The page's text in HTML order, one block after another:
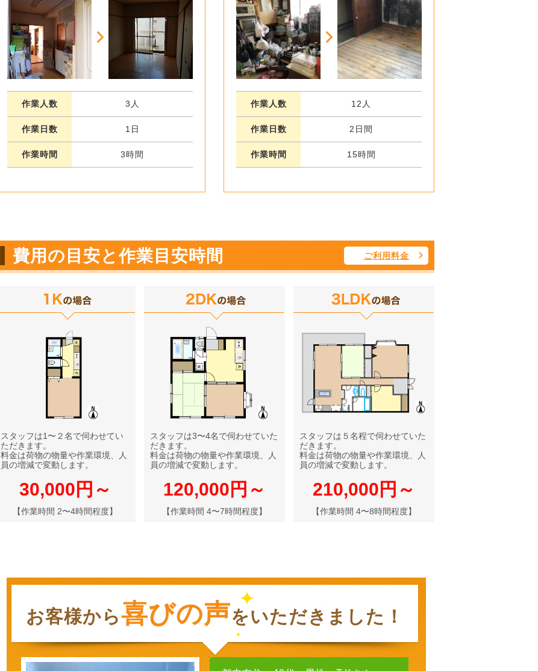
作業人数 3人
作業日数 1日
作業時間 3時間
作業人数 12人
作業日数 2日間
作業時間 15時間
費用の目安と作業目安時間 ご利用料金
スタッフは1〜２名で伺わせてい
ただきます。
料金は荷物の物量や作業環境、人
員の増減で変動します。
30,000円～
【作業時間 2〜4時間程度】
スタッフは3〜4名で伺わせていた
だきます。
料金は荷物の物量や作業環境、人
員の増減で変動します。
120,000円～
【作業時間 4〜7時間程度】
スタッフは５名程で伺わせていた
だきます。
料金は荷物の物量や作業環境、人
員の増減で変動します。
210,000円～
【作業時間 4〜8時間程度】
お客様から喜びの声をいただきました！